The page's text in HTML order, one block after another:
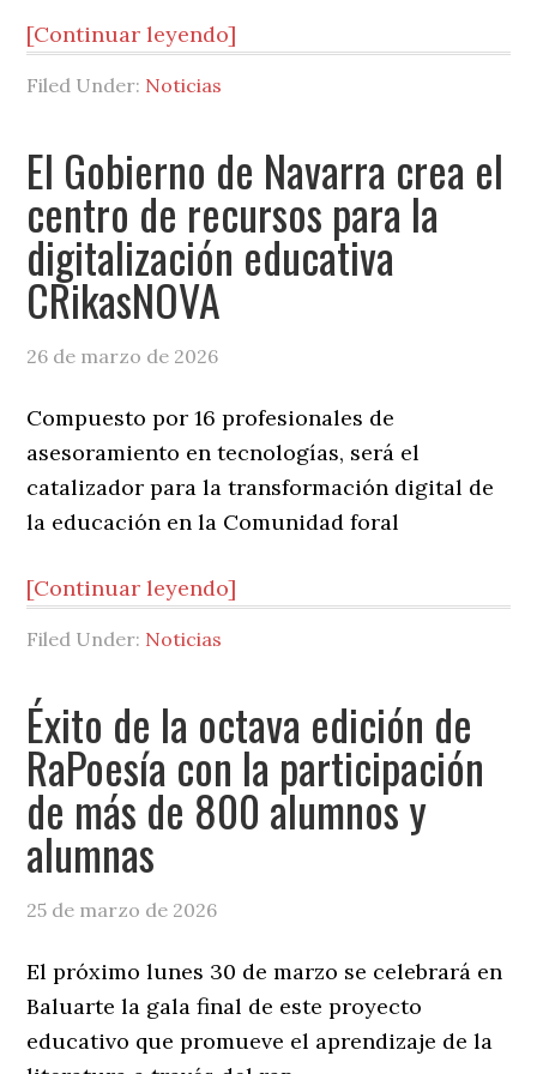
[Continuar leyendo]
Filed Under: Noticias
El Gobierno de Navarra crea el
centro de recursos para la
digitalización educativa
CRikasNOVA
26 de marzo de 2026
Compuesto por 16 profesionales de
asesoramiento en tecnologías, será el
catalizador para la transformación digital de
la educación en la Comunidad foral
[Continuar leyendo]
Filed Under: Noticias
Éxito de la octava edición de
RaPoesía con la participación
de más de 800 alumnos y
alumnas
25 de marzo de 2026
El próximo lunes 30 de marzo se celebrará en
Baluarte la gala final de este proyecto
educativo que promueve el aprendizaje de la